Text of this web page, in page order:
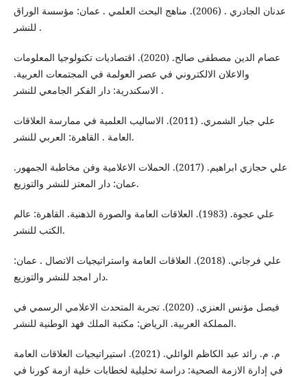
عدنان الجادري . (2006). مناهج البحث العلمي . عمان: مؤسسة الوراق
للنشر .
عصام الدين مصطفى صالح. (2020). اقتصاديات تكنولوجيا المعلومات
والاعلان الالكتروني في عصر العولمة في المجتمعات العربية.
الاسكندرية: دار الفكر الجامعي للنشر .
علي جبار الشمري. (2011). الاساليب العلمية في ممارسة العلاقات
العامة . القاهرة: العربي للنشر.
علي حجازي ابراهيم. (2017). الحملات الاعلامية وفن مخاطبة الجمهور.
عمان: دار المعتز للنشر والتوزيع.
علي عجوة. (1983). العلاقات العامة والصورة الذهنية. القاهرة: عالم
الكتب للنشر.
علي فرجاني. (2018). العلاقات العامة واستراتيجيات الاتصال . عمان:
دار امجد للنشر والتوزيع.
فيصل مؤنس العنزي. (2020). تجربة المتحدث الاعلامي الرسمي في
المملكة العربية. الرياض: مكتبة الملك فهد الوطنية للنشر.
م. م. رائد عبد الكاظم الوائلي. (2021). استيراتيجيات العلاقات العامة
في إدارة الازمة الصحية: دراسة تحليلية لخطابات خلية ازمة كورنا في